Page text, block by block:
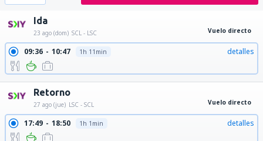
Ida
23 ago (dom) SCL - LSC Vuelo directo
09:36 10:47 1h 11min detalles
Retorno
27 ago (jue) LSC - SCL Vuelo directo
17:49 18:50 1h 1min detalles